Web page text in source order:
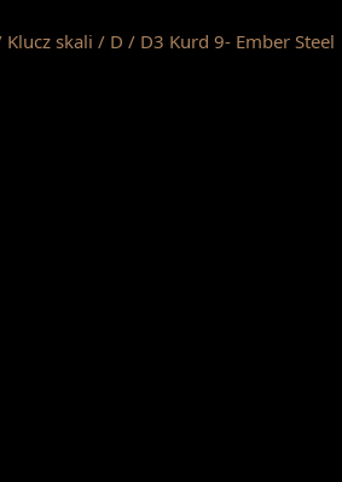
Klucz skali / D / D3 Kurd 9- Ember Steel